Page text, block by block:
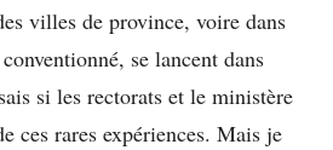
villes de province, voire dans
se lancent dans
si les rectorats et le ministère
ces rares expériences. Mais je